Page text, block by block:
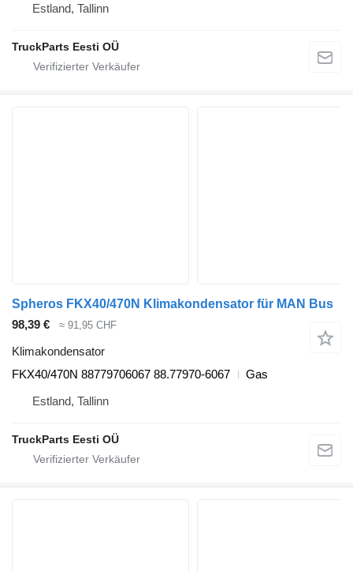
Estland, Tallinn
TruckParts Eesti OÜ
Spheros FKX40/470N Klimakondensator für MAN Bus
98,39 €
≈ 91,95 CHF
Klimakondensator
FKX40/470N 88779706067 88.77970-6067
Gas
Estland, Tallinn
TruckParts Eesti OÜ